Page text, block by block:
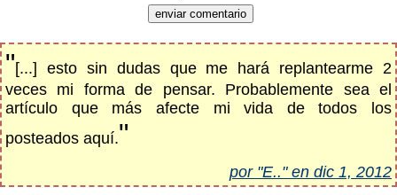
"[...] esto sin dudas que me hará replantearme 2
veces mi forma de pensar. Probablemente sea el
artículo que más afecte mi vida de todos los
posteados aquí."
por "E.." en dic 1, 2012